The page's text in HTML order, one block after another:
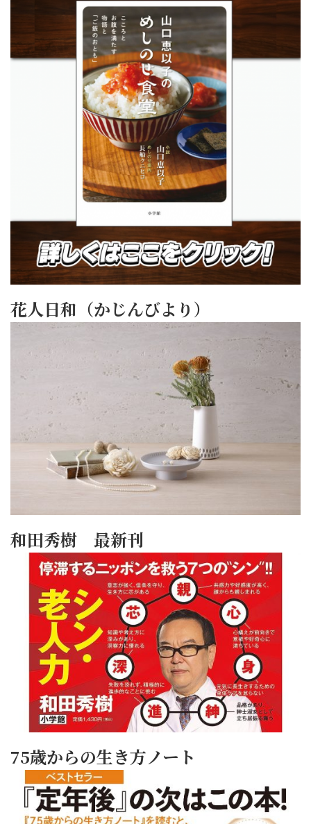
花人日和（かじんびより）
和田秀樹 最新刊
75歳からの生き方ノート